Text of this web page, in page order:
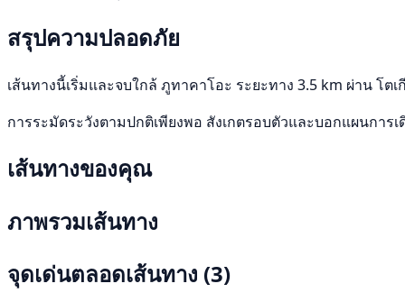
สรุปความปลอดภัย
เส้นทางนี้เริ่มและจบใกล้ ภูทาคาโอะ ระยะทาง 3.5 km ผ่าน โ
การระมัดระวังตามปกติเพียงพอ สังเกตรอบตัวและบอกแผนการ
เส้นทางของคุณ
ภาพรวมเส้นทาง
จุดเด่นตลอดเส้นทาง (3)